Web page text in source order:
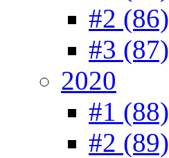
#2 (86)
#3 (87)
2020
#1 (88)
#2 (89)